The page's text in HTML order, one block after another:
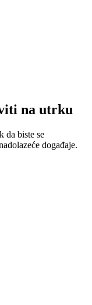
na utrku
da biste se
događaje.